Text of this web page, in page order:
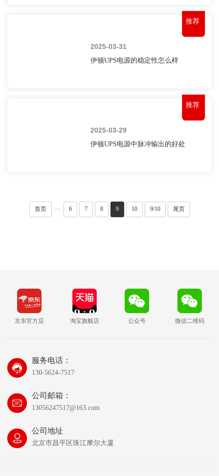
推荐
2025-03-31
伊顿UPS电源的稳定性怎么样
推荐
2025-03-29
伊顿UPS电源中脉冲输出的好处
首页 ··· 6 7 8 9 10 9/10 尾页
京东官方店 淘宝旗舰店 公众号 微信二维码
服务电话：
130-5624-7517
公司邮箱：
13056247517@163.com
公司地址
北京市昌平区珠江摩尔大厦